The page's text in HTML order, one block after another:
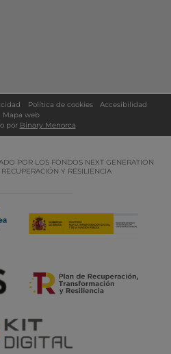
Política de cookies
Accesibilidad
Mapa web
por Binary Menorca
POR LOS FONDOS NEXT GENERATION
Y RESILIENCIA